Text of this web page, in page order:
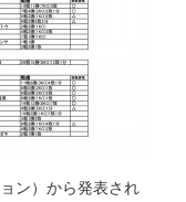
ン）から発表され